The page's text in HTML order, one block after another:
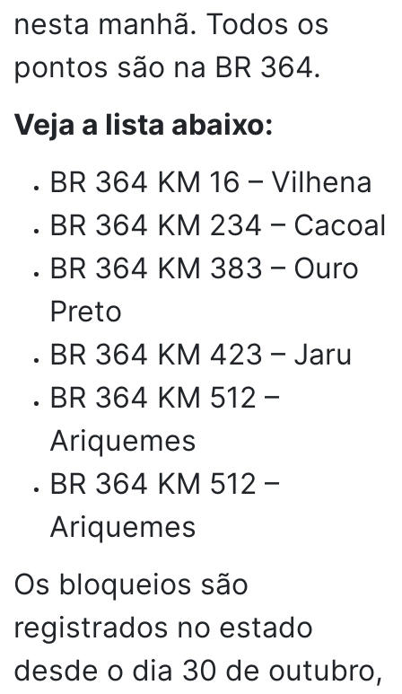
nesta manhã. Todos os
pontos são na BR 364.
Veja a lista abaixo:
BR 364 KM 16 – Vilhena
BR 364 KM 234 – Cacoal
BR 364 KM 383 – Ouro
Preto
BR 364 KM 423 – Jaru
BR 364 KM 512 –
Ariquemes
BR 364 KM 512 –
Ariquemes
Os bloqueios são
registrados no estado
desde o dia 30 de outubro,